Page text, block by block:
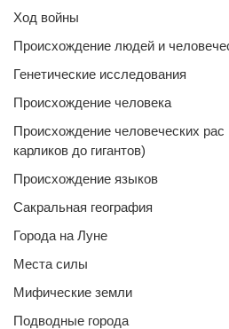
Ход войны
Происхождение людей и
Генетические исследования
Происхождение человека
Происхождение человеческих
карликов до гигантов)
Происхождение языков
Сакральная география
Города на Луне
Места силы
Мифические земли
Подводные города